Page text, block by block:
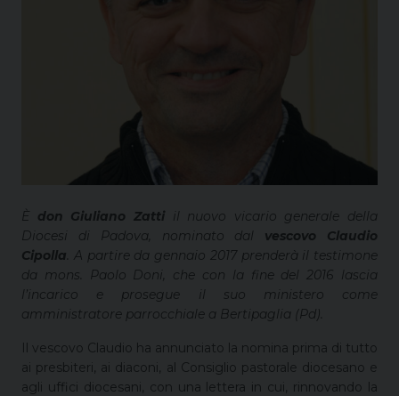
È don Giuliano Zattiil nuovo vicario generale della
Diocesi di Padova, nominato dal vescovo Claudio
Cipolla . A partire da gennaio 2017 prenderà il testimone
da mons. Paolo Doni, che con la fine del 2016 lascia
l’incarico e prosegue il suo ministero come
amministratore parrocchiale a Bertipaglia (Pd).
Il vescovo Claudio ha annunciato la nomina prima di tutto
ai presbiteri, ai diaconi, al Consiglio pastorale diocesano e
agli uffici diocesani, con una lettera in cui, rinnovando la